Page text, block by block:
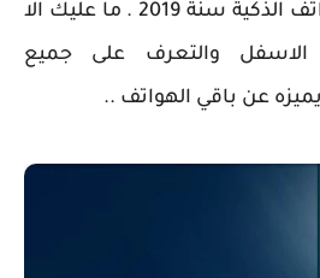
بصمته في سوق الهواتف الذكية سنة 2019 . ما عليك الا
والتعرف على جميع
عن باقي الهواتف ..